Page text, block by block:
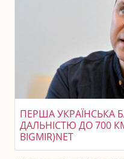
ПЕРША УКРАЇНСЬКА
ДАЛЬНІСТЮ ДО 700
BIGMIR)NET